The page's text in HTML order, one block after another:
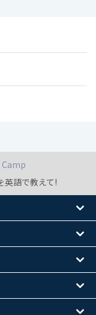
Camp
英語で教えて!